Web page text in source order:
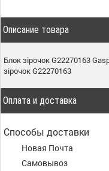
Описание товара
Блок зірочок G22270163
зірочок G22270163
Оплата и доставка
Способы доставки
Новая Почта
Самовывоз